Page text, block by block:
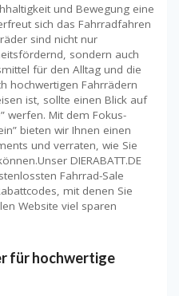
und Bewegung eine
sich das Fahrradfahren
sind nicht nur
sondern auch
für den Alltag und die
hochwertigen Fahrrädern
ist, sollte einen Blick auf
werfen. Mit dem Fokus-
bieten wir Ihnen einen
und verraten, wie Sie
DIERABATT.DE
Fahrrad-Sale
mit denen Sie
Website viel sparen
für hochwertige